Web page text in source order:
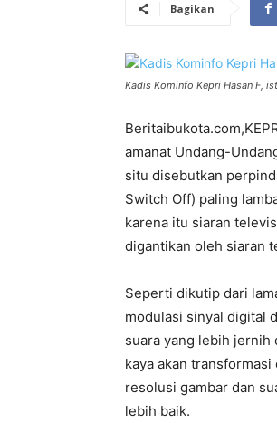
Bagikan
Kadis Kominfo Kepri Hasan F, ist
amanat Undang-
situ disebutkan
Switch Off) paling
karena itu siaran
digantikan oleh siaran
Seperti dikutip dari
modulasi sinyal digital
suara yang lebih jernih
kaya akan
resolusi gambar dan
lebih baik.